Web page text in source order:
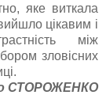
яке виткала
цікавим і
між
зловісних
СТОРОЖЕНКО